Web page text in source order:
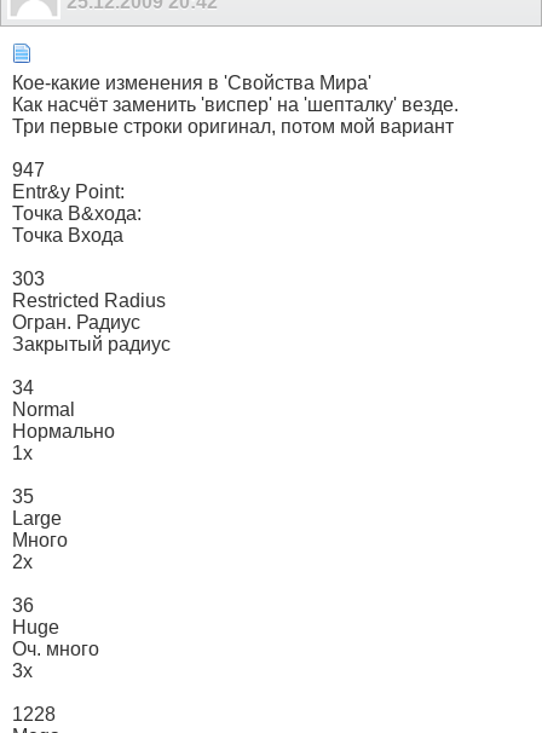
Кое-какие изменения в 'Свойства Мира'
Как насчёт заменить 'виспер' на 'шепталку' везде.
Три первые строки оригинал, потом мой вариант
947
Entr&y Point:
Точка В&хода:
Точка Входа
303
Restricted Radius
Огран. Радиус
Закрытый радиус
34
Normal
Нормально
1х
35
Large
Много
2х
36
Huge
Оч. много
3х
1228